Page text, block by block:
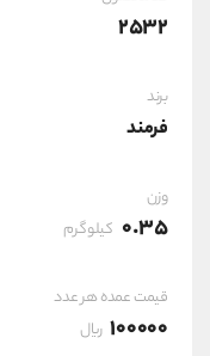
2532
برند
فرمند
وزن
0.35 کیلوگرم
قیمت عمده هر عدد
100000 ریال